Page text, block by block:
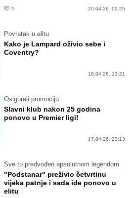
5 20.04.26. 00:25
Povratak u elitu
Kako je Lampard oživio sebe i
Coventry?
18.04.26. 13:21
Osigurali promociju
Slavni klub nakon 25 godina
ponovo u Premier ligi!
17.04.26. 23:13
Sve to predvođen apsolutnom legendom
"Podstanar" preživio četvrtinu
vijeka patnje i sada ide ponovo u
elitu